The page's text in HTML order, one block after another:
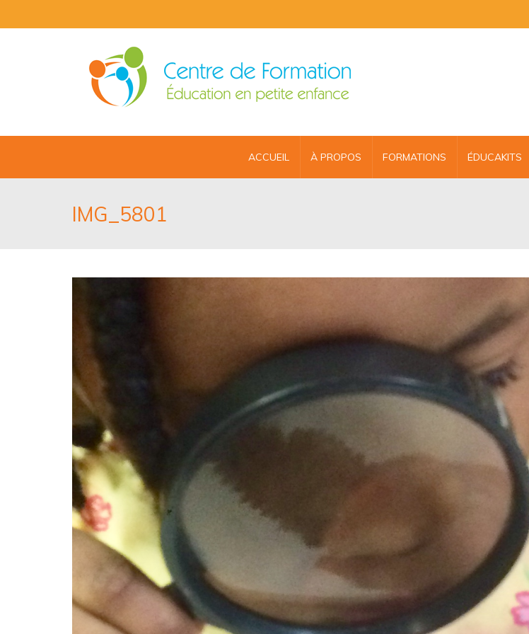
ACCUEIL À PROPOS FORMATIONS ÉDUCAKITS
IMG_5801